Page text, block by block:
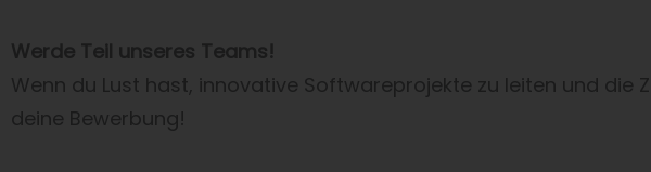
Werde Teil unseres Teams!
Wenn du Lust hast, innovative Softwareprojekte zu leiten und
deine Bewerbung!